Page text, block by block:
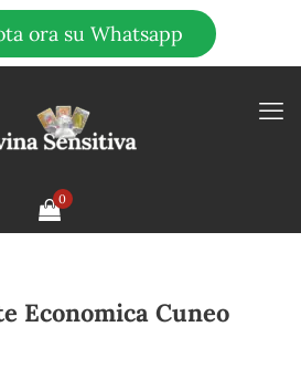
ora su Whatsapp
0
Economica Cuneo